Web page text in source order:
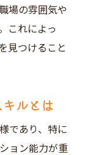
場の雰囲気や
これによっ
見つけること
ルとは
であり、特に
ョン能力が重